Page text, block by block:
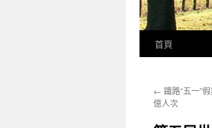
首頁
← 鐵路“五一”
億人次